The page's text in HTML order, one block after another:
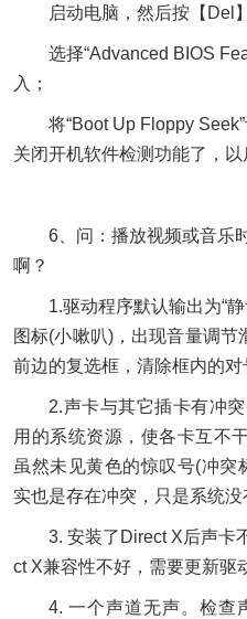
启动电脑，然后按【Del
选择“Advanced BIOS
入；
将“Boot Up Floppy
关闭开机软件检测功能了，以
6、问：播放视频或音乐
啊？
1.驱动程序默认输出为“
图标(小嗽叭)，出现音量调节
前边的复选框，清除框内的对
2.声卡与其它插卡有冲
用的系统资源，使各卡互不
虽然未见黄色的惊叹号(冲
实也是存在冲突，只是系统没
3. 安装了Direct X后声卡
ct X兼容性不好，需要更新驱
4. 一个声道无声。检查